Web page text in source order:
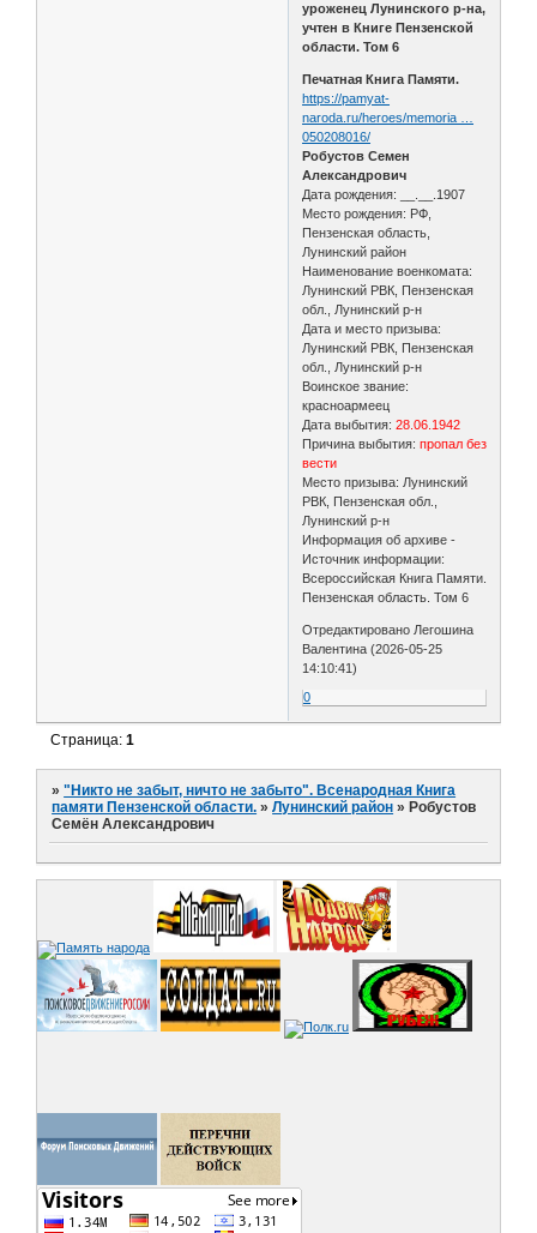
уроженец Лунинского р-на,
учтен в Книге Пензенской
области. Том 6
Печатная Книга Памяти.
https://pamyat-
naroda.ru/heroes/memoria …
050208016/
Робустов Семен
Александрович
Дата рождения: __.__.1907
Место рождения: РФ,
Пензенская область,
Лунинский район
Наименование военкомата:
Лунинский РВК, Пензенская
обл., Лунинский р-н
Дата и место призыва:
Лунинский РВК, Пензенская
обл., Лунинский р-н
Воинское звание:
красноармеец
Дата выбытия:28.06.1942
Причина выбытия: пропал без
вести
Место призыва: Лунинский
РВК, Пензенская обл.,
Лунинский р-н
Информация об архиве -
Источник информации:
Всероссийская Книга Памяти.
Пензенская область. Том 6
Отредактировано Легошина
Валентина (2026-05-25
14:10:41)
0
Страница:1
»"Никто не забыт, ничто не забыто". Всенародная Книга
памяти Пензенской области. »Лунинский район » Робустов
Семён Александрович